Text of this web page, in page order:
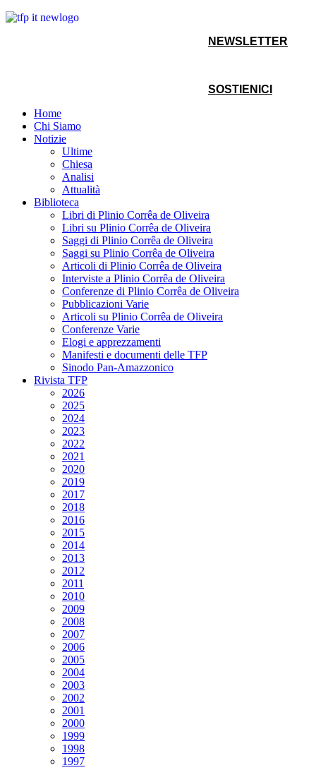
NEWSLETTER
SOSTIENICI
Home
Chi Siamo
Notizie
Ultime
Chiesa
Analisi
Attualità
Biblioteca
Libri di Plinio Corrêa de Oliveira
Libri su Plinio Corrêa de Oliveira
Saggi di Plinio Corrêa de Oliveira
Saggi su Plinio Corrêa de Oliveira
Articoli di Plinio Corrêa de Oliveira
Interviste a Plinio Corrêa de Oliveira
Conferenze di Plinio Corrêa de Oliveira
Pubblicazioni Varie
Articoli su Plinio Corrêa de Oliveira
Conferenze Varie
Elogi e apprezzamenti
Manifesti e documenti delle TFP
Sinodo Pan-Amazzonico
Rivista TFP
2026
2025
2024
2023
2022
2021
2020
2019
2017
2018
2016
2015
2014
2013
2012
2011
2010
2009
2008
2007
2006
2005
2004
2003
2002
2001
2000
1999
1998
1997